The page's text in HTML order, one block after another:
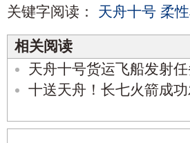
关键字阅读： 天舟十号 柔
相关阅读
天舟十号货运飞船发射
十送天舟！长七火箭成